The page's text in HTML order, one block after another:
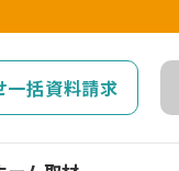
一括資料請求